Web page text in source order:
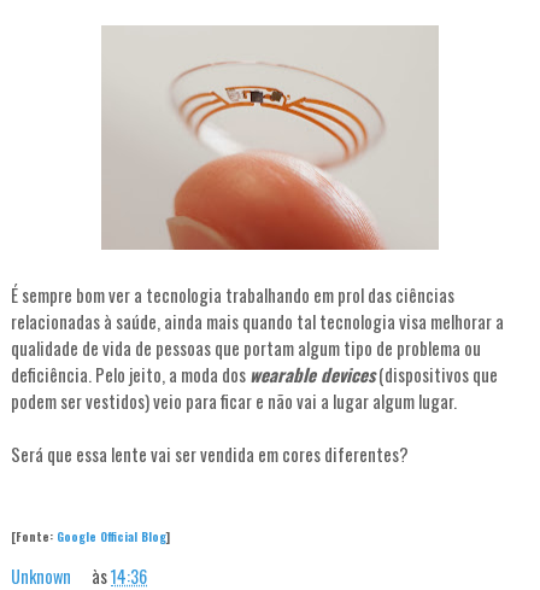
É sempre bom ver a tecnologia trabalhando em prol das ciências
relacionadas à saúde, ainda mais quando tal tecnologia visa melhorar a
qualidade de vida de pessoas que portam algum tipo de problema ou
deficiência. Pelo jeito, a moda doswearable devices(dispositivos que
podem ser vestidos) veio para ficar e não vai a lugar algum lugar.
Será que essa lente vai ser vendida em cores diferentes?
[Fonte: Google Official Blog]
Unknown às14:36